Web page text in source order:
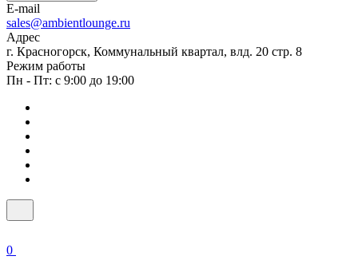
E-mail
sales@ambientlounge.ru
Адрес
г. Красногорск, Коммунальный квартал, влд. 20 стр. 8
Режим работы
Пн - Пт: с 9:00 до 19:00
0